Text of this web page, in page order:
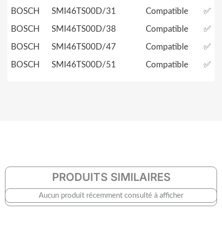
BOSCH SMI46TS00D/31 Compatible ✅
BOSCH SMI46TS00D/38 Compatible ✅
BOSCH SMI46TS00D/47 Compatible ✅
BOSCH SMI46TS00D/51 Compatible ✅
PRODUITS SIMILAIRES
Aucun produit récemment consulté à afficher